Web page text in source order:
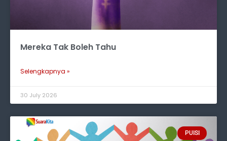
Mereka Tak Boleh Tahu
Selengkapnya »
30 July 2026
PUISI